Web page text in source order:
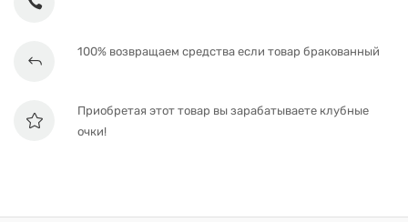
100% возвращаем средства если товар бракованный
Приобретая этот товар вы зарабатываете клубные
очки!